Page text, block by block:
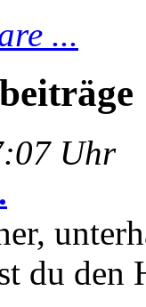
...
Uhr
du den